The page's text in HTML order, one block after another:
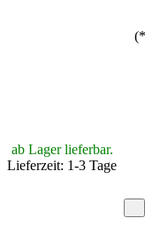
ab Lager lieferbar.
Lieferzeit: 1-3 Tage